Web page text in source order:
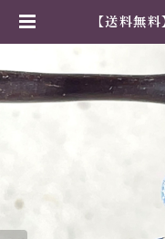
【送料無
紙 撥水仕
大会 プレ